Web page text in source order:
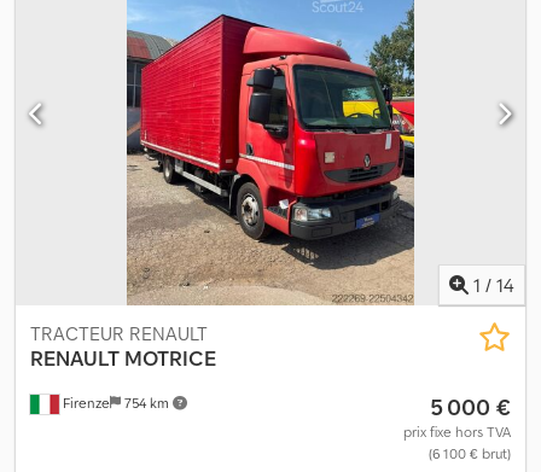
1 / 14
Firenze 754 km
TRACTEUR RENAULT
RENAULT MOTRICE
5 000 €
prix fixe hors TVA
(6 100 € brut)